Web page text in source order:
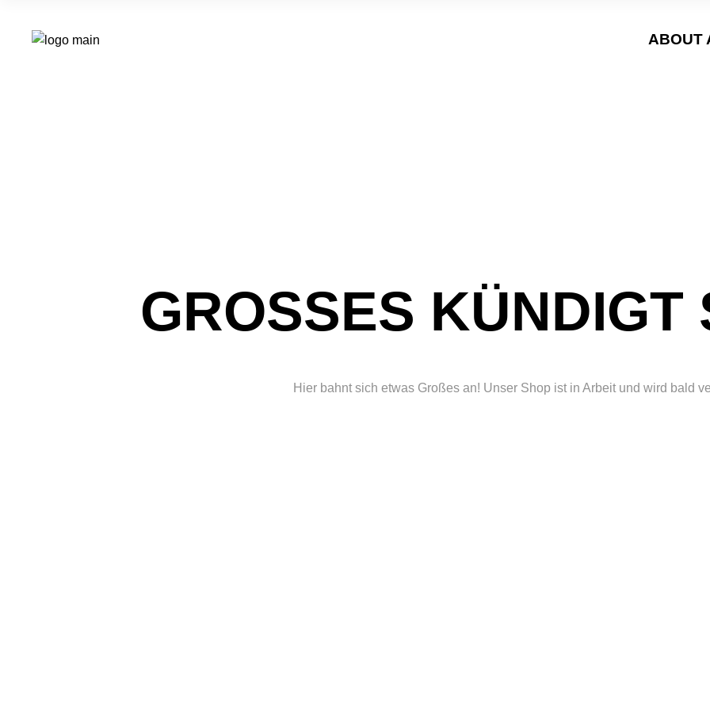
ABOUT
GROSSES KÜNDIGT
Hier bahnt sich etwas Großes an! Unser Shop ist in Arbeit und wird bald